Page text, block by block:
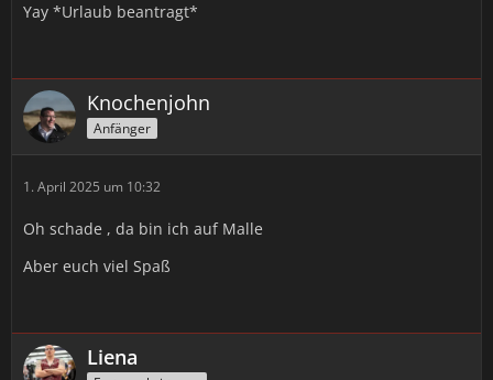
Yay *Urlaub beantragt*
Knochenjohn
Anfänger
1. April 2025 um 10:32
Oh schade , da bin ich auf Malle
Aber euch viel Spaß
Liena